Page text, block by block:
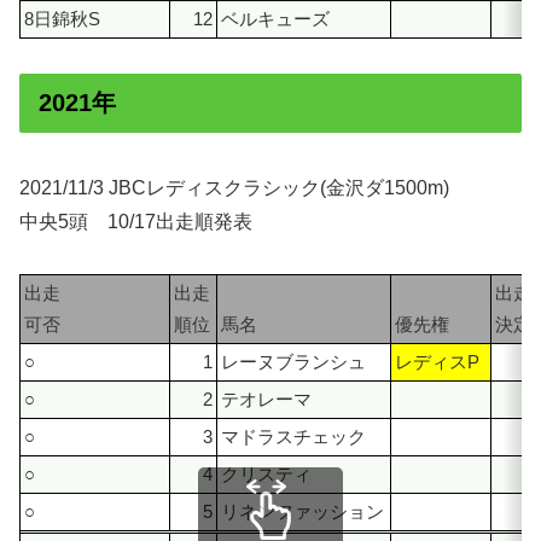
8日錦秋S
12 ベルキューズ
2021年
2021/11/3 JBCレディスクラシック(金沢ダ1500m)
中央5頭 10/17出走順発表
出走
可否
出走
順位
馬名 優先権
出走
決定
○
1 レーヌブランシュ レディスP
○
2 テオレーマ
○
3 マドラスチェック
○
4 クリスティ
○
5 リネンファッション